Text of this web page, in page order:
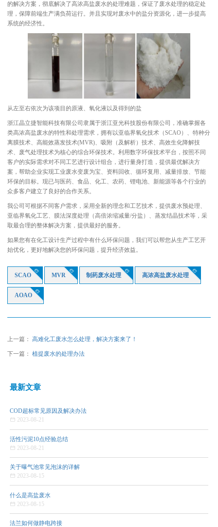
的解决方案，彻底解决了高浓高盐废水的处理难题，保证了废水处理的稳定处
理，保障前端生产满负荷运行。并且实现对废水中的盐分资源化，进一步提高
系统的经济性。
从左至右依次为该项目的原液、氧化液以及得到的盐
浙江晶立捷智能科技有限公司隶属于浙江亚光科技股份有限公司，准确掌握各
类高浓高盐废水的特性和处理需求，拥有以亚临界氧化技术（SCAO）、特种分
离膜技术、高能效蒸发技术(MVR)、吸附（及解析）技术、高效生化降解技
术、废气处理技术为核心的综合环保技术。利用数字环保技术平台，按照不同
客户的实际需求对不同工艺进行设计组合，进行量身打造，提供最优解决方
案，帮助企业实现工业废水变废为宝、资料回收、循环复用、减量排放、节能
环保的目标。现已与医药、食品、化工、农药、锂电池、新能源等各个行业的
众多客户建立了良好的合作关系。
我公司可根据不同客户需求，采用全新的理念和工艺技术，提供废水预处理、
亚临界氧化工艺、膜法深度处理（高倍浓缩减量/分盐）、蒸发结晶技术等，采
取最合理的整体解决方案，提供最好的服务。
如果您有在化工设计生产过程中有什么环保问题，我们可以帮您从生产工艺开
始优化，更好地解决您的环保问题，提升经济效益。

SCAO

MVR

制药废水处理

高浓高盐废水处理

AOAO
上一篇： 高难化工废水怎么处理，解决方案来了！
下一篇： 植提废水的处理办法
最新文章
COD超标常见原因及解决办法
 2023-08-21
活性污泥10点经验总结
 2023-08-21
关于曝气池常见泡沫的详解
 2023-08-15
什么是高盐废水
 2023-08-15
法兰如何做静电跨接